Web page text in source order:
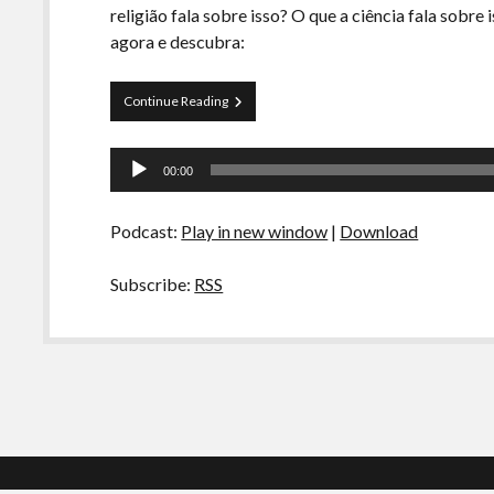
religião fala sobre isso? O que a ciência fala sobre
agora e descubra:
Continue ReadingCurva
de
–
não
Tocador
00:00
Podcast: Play in new window | Download
Subscribe: RSS